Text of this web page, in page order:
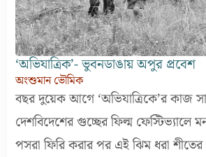
‘অভিযাত্রিক’- ভুবনডাঙায় অপুর প্রবেশ
অংশুমান ভৌমিক
বছর দুয়েক আগে ‘অভিযাত্রিকে’র কাজ
দেশবিদেশের গুচ্ছের ফিল্ম ফেস্টিভ্যালে
পসরা ফিরি করার পর এই ঝিম ধরা শীতের